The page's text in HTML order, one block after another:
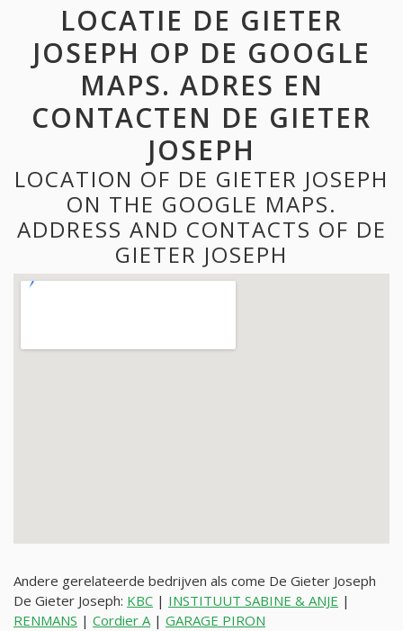
LOCATIE DE GIETER
JOSEPH OP DE GOOGLE
MAPS. ADRES EN
CONTACTEN DE GIETER
JOSEPH
LOCATION OF DE GIETER JOSEPH
ON THE GOOGLE MAPS.
ADDRESS AND CONTACTS OF DE
GIETER JOSEPH
Andere gerelateerde bedrijven als come De Gieter Joseph
De Gieter Joseph: KBC | INSTITUUT SABINE & ANJE |
RENMANS | Cordier A| GARAGE PIRON